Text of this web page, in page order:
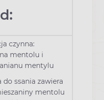
czynna:
mentolu i
mentylu
do ssania zawiera
mentolu